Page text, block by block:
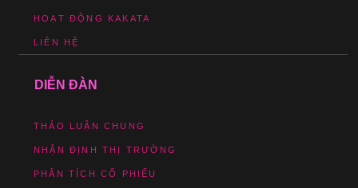
HOẠT ĐỘNG KAKATA
LIÊN HỆ
DIỄN ĐÀN
THẢO LUẬN CHUNG
NHẬN ĐỊNH THỊ TRƯỜNG
PHÂN TÍCH CỔ PHIẾU